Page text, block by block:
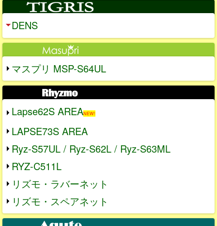
DENS
マスプリ MSP-S64UL
Lapse62S AREANEW!
LAPSE73S AREA
Ryz-S57UL / Ryz-S62L / Ryz-S63ML
RYZ-C511L
リズモ・ラバーネット
リズモ・スペアネット